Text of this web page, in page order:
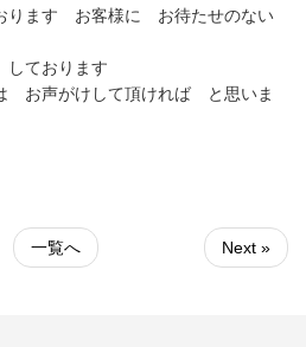
ります お客様に お待たせのない
ております
お声がけして頂ければ と思いま
一覧へ Next »